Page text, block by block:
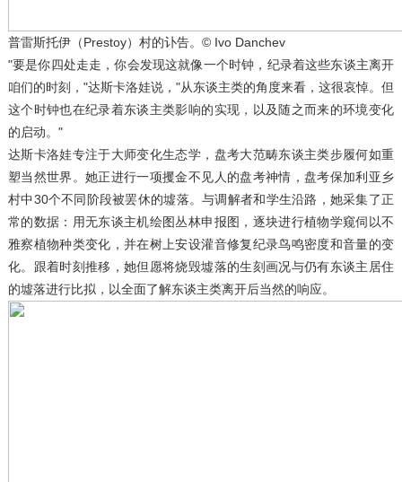
普雷斯托伊（Prestoy）村的讣告。© Ivo Danchev
"要是你四处走走，你会发现这就像一个时钟，纪录着这些东谈主离开
咱们的时刻，"达斯卡洛娃说，"从东谈主类的角度来看，这很哀悼。但
这个时钟也在纪录着东谈主类影响的实现，以及随之而来的环境变化
的启动。"
达斯卡洛娃专注于大师变化生态学，盘考大范畴东谈主类步履何如重
塑当然世界。她正进行一项攫金不见人的盘考神情，盘考保加利亚乡
村中30个不同阶段被罢休的墟落。与调解者和学生沿路，她采集了正
常的数据：用无东谈主机绘图丛林申报图，逐块进行植物学窥伺以不
雅察植物种类变化，并在树上安设灌音修复纪录鸟鸣密度和音量的变
化。跟着时刻推移，她但愿将烧毁墟落的生刻画况与仍有东谈主居住
的墟落进行比拟，以全面了解东谈主类离开后当然的响应。